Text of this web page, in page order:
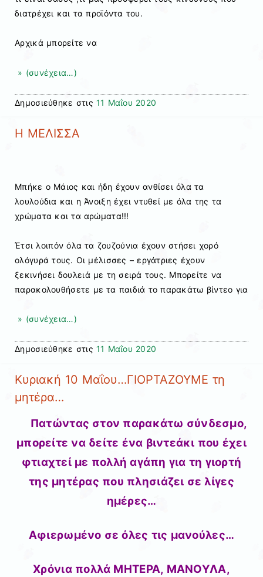
διατρέχει και τα προϊόντα του.
Αρχικά μπορείτε να
» (συνέχεια…)
Δημοσιεύθηκε στις 11 Μαΐου 2020
Η ΜΕΛΙΣΣΑ
Μπήκε ο Μάιος και ήδη έχουν ανθίσει όλα τα
λουλούδια και η Άνοιξη έχει ντυθεί με όλα της τα
χρώματα και τα αρώματα!!!
Έτσι λοιπόν όλα τα ζουζούνια έχουν στήσει χορό
ολόγυρά τους. Οι μέλισσες – εργάτριες έχουν
ξεκινήσει δουλειά με τη σειρά τους. Μπορείτε να
παρακολουθήσετε με τα παιδιά το παρακάτω βίντεο για
» (συνέχεια…)
Δημοσιεύθηκε στις 11 Μαΐου 2020
Κυριακή 10 Μαΐου…ΓΙΟΡΤΑΖΟΥΜΕ τη
μητέρα…
Πατώντας στον παρακάτω σύνδεσμο,
μπορείτε να δείτε ένα βιντεάκι που έχει
φτιαχτεί με πολλή αγάπη για τη γιορτή
της μητέρας που πλησιάζει σε λίγες
ημέρες…
Αφιερωμένο σε όλες τις μανούλες…
Χρόνια πολλά ΜΗΤΕΡΑ, ΜΑΝΟΥΛΑ,